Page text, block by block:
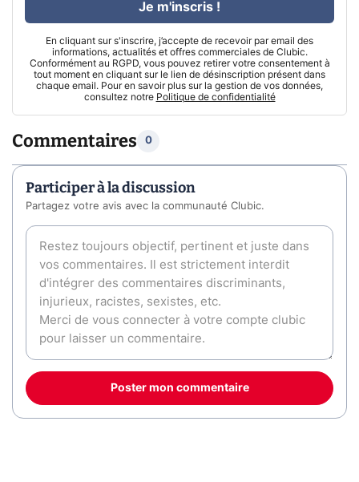
En cliquant sur s'inscrire, j’accepte de recevoir par email des
informations, actualités et offres commerciales de Clubic.
Conformément au RGPD, vous pouvez retirer votre consentement à
tout moment en cliquant sur le lien de désinscription présent dans
chaque email. Pour en savoir plus sur la gestion de vos données,
consultez notre Politique de confidentialité
Je m'inscris !
Commentaires 0
Participer à la discussion
Partagez votre avis avec la communauté Clubic.
Poster mon commentaire